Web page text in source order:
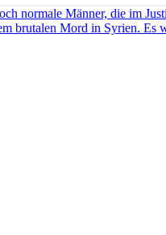
normale Männer, die im
brutalen Mord in Syrien.